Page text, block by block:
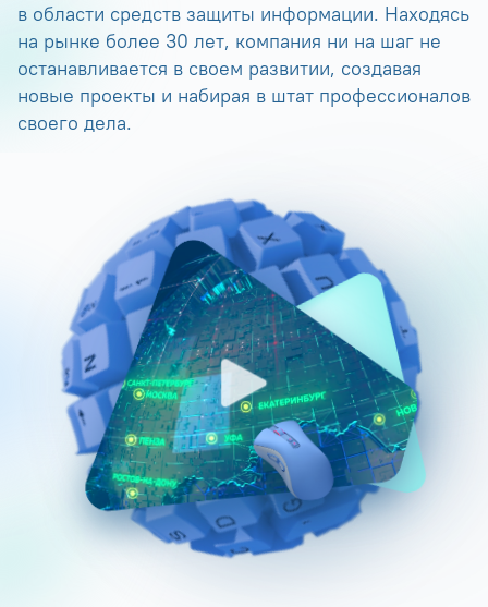
в области средств защиты информации. Находясь
на рынке более 30 лет, компания ни на шаг не
останавливается в своем развитии, создавая
новые проекты и набирая в штат профессионалов
своего дела.